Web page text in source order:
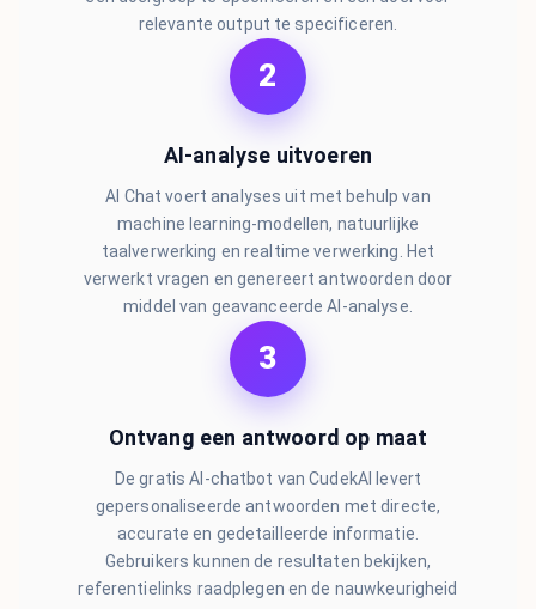
relevante output te specificeren.
2
AI-analyse uitvoeren
AI Chat voert analyses uit met behulp van
machine learning-modellen, natuurlijke
taalverwerking en realtime verwerking. Het
verwerkt vragen en genereert antwoorden door
middel van geavanceerde AI-analyse.
3
Ontvang een antwoord op maat
De gratis AI-chatbot van CudekAI levert
gepersonaliseerde antwoorden met directe,
accurate en gedetailleerde informatie.
Gebruikers kunnen de resultaten bekijken,
referentielinks raadplegen en de nauwkeurigheid